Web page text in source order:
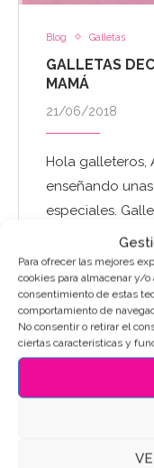
Para ofrecer las mejores
cookies para almacenar y/
consentimiento de estas
comportamiento de
No consentir o retirar el
ciertas características y
Blog Galletas
GALLETAS
MAMÁ
21/06/2018
Hola galleteros,
enseñando
especiales.
el cumpleaños
año, para el
Leer Más